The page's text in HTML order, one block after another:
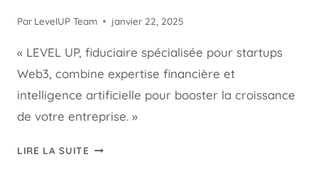
Par LevelUP Team janvier 22, 2025
« LEVEL UP, fiduciaire spécialisée pour startups
Web3, combine expertise financière et
intelligence artificielle pour booster la croissance
de votre entreprise. »
LIRE LA SUITE LEVEL